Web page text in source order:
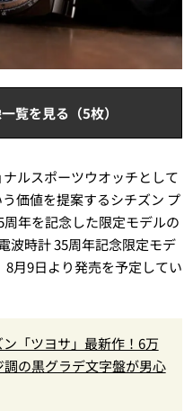
覧を見る（5枚）
ルスポーツウオッチとして
価値を提案するシチズン プ
年を記念した限定モデルの
波時計 35周年記念限定モデ
8月9日より発売を予定してい
ン「ツヨサ」最新作！6万
の黒グラデ文字盤が男心